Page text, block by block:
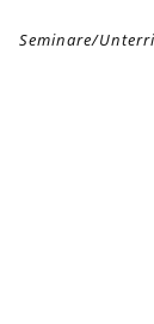
Seminare/